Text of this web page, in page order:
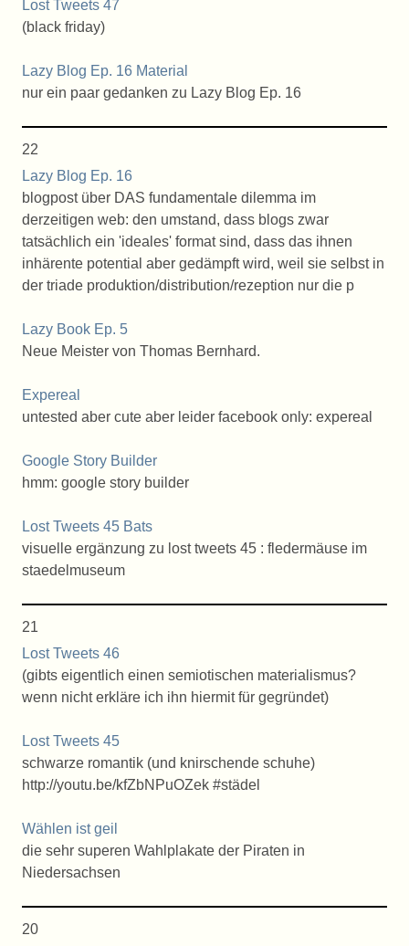
Lost Tweets 47
(black friday)
Lazy Blog Ep. 16 Material
nur ein paar gedanken zu Lazy Blog Ep. 16
22
Lazy Blog Ep. 16
blogpost über DAS fundamentale dilemma im
derzeitigen web: den umstand, dass blogs zwar
tatsächlich ein 'ideales' format sind, dass das ihnen
inhärente potential aber gedämpft wird, weil sie selbst in
der triade produktion/distribution/rezeption nur die p
Lazy Book Ep. 5
Neue Meister von Thomas Bernhard.
Expereal
untested aber cute aber leider facebook only: expereal
Google Story Builder
hmm: google story builder
Lost Tweets 45 Bats
visuelle ergänzung zu lost tweets 45 : fledermäuse im
staedelmuseum
21
Lost Tweets 46
(gibts eigentlich einen semiotischen materialismus?
wenn nicht erkläre ich ihn hiermit für gegründet)
Lost Tweets 45
schwarze romantik (und knirschende schuhe)
http://youtu.be/kfZbNPuOZek #städel
Wählen ist geil
die sehr superen Wahlplakate der Piraten in
Niedersachsen
20